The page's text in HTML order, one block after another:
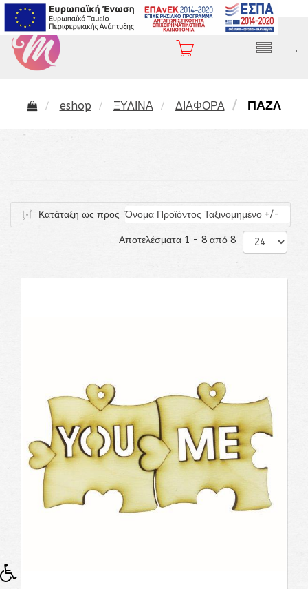
2310 282 407
.
eshop ΞΥΛΙΝΑ ΔΙΑΦΟΡΑ ΠΑΖΛ
Κατάταξη ως προς Όνομα Προϊόντος Ταξινομημένο +/-
Αποτελέσματα 1 - 8 από 8